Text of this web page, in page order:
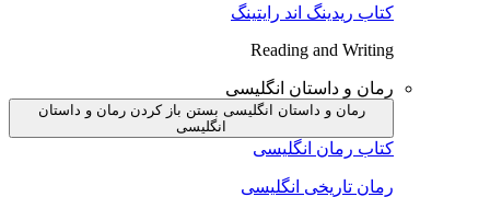
کتاب ریدینگ اند رایتینگ
Reading and Writing
رمان و داستان انگلیسی
رمان و داستان انگلیسی بستن باز کردن رمان و داستان
انگلیسی
کتاب رمان انگلیسی
رمان تاریخی انگلیسی